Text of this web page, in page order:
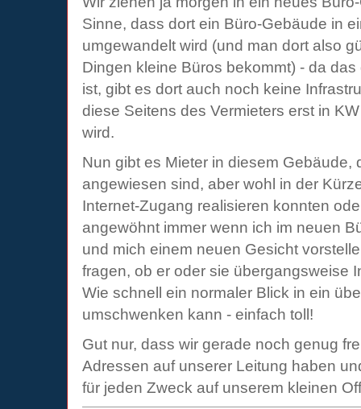
Sinne, dass dort ein Büro-Gebäude in
umgewandelt wird (und man dort also
Dingen kleine Büros bekommt) - da
ist, gibt es dort auch noch keine
diese Seitens des Vermieters erst in
wird.
Nun gibt es Mieter in diesem Gebäude,
angewiesen sind, aber wohl in der
Internet-Zugang realisieren konnten
angewöhnt immer wenn ich im neuen
und mich einem neuen Gesicht
fragen, ob er oder sie übergangsweise
Wie schnell ein normaler Blick in ein
umschwenken kann - einfach toll!
Gut nur, dass wir gerade noch genug
Adressen auf unserer Leitung haben
für jeden Zweck auf unserem kleinen